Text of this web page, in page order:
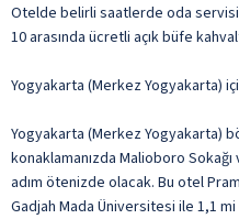
Otelde belirli saatlerde oda
10 arasında ücretli açık büfe
Yogyakarta (Merkez Yogyakarta)
Yogyakarta (Merkez Yogyakarta)
konaklamanızda Malioboro
adım ötenizde olacak. Bu otel
Gadjah Mada Üniversitesi ile 1,1